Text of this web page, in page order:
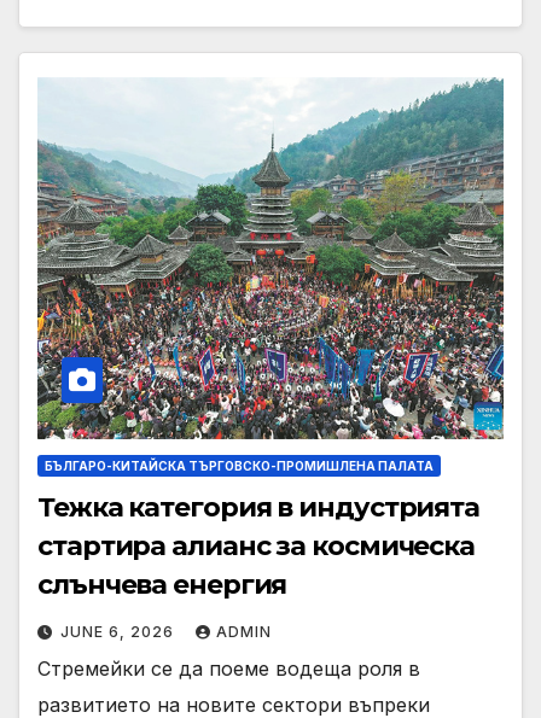
БЪЛГАРО-КИТАЙСКА ТЪРГОВСКО-ПРОМИШЛЕНА ПАЛАТА
Тежка категория в индустрията
стартира алианс за космическа
слънчева енергия
JUNE 6, 2026 ADMIN
Стремейки се да поеме водеща роля в
развитието на новите сектори въпреки